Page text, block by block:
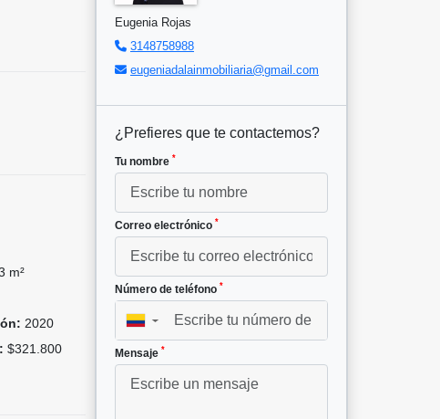
m²
2020
$321.800
Eugenia Rojas
3148758988
eugeniadalainmobiliaria@gmail.com
¿Prefieres que te contactemos?
Tu nombre *
Correo electrónico *
Número de teléfono *
▼
Mensaje *